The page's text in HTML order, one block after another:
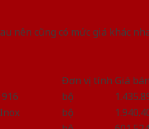
nên cũng có mức giá khác
Đơn vị tính Giá
bộ
bộ